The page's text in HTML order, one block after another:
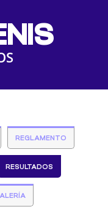
REGLAMENTO
RESULTADOS